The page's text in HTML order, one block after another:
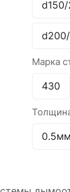
Марка
430
0.5мм